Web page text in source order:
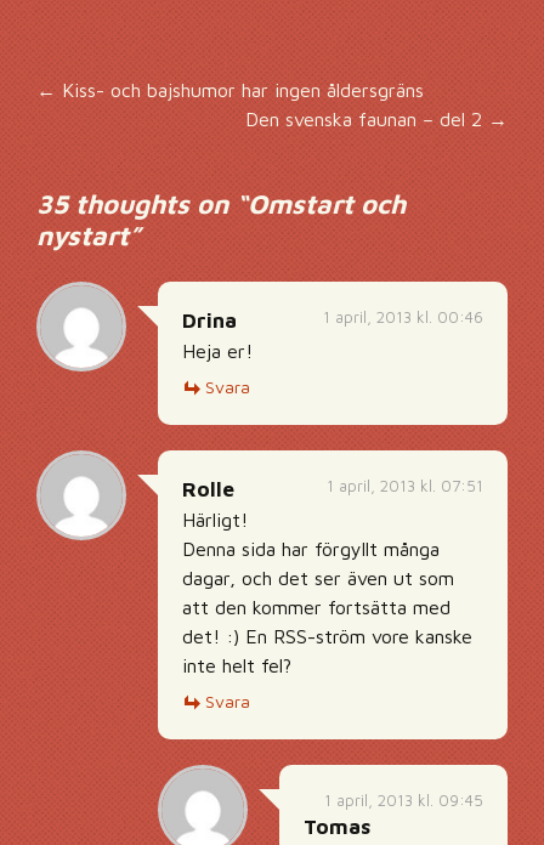
Inläggsnavigering
←Kiss- och bajshumor har ingen åldersgräns
Den svenska faunan – del 2 →
35 thoughts on “Omstart och
nystart”
1 april, 2013 kl. 00:46
Drina
Heja er!
Svara
1 april, 2013 kl. 07:51
Rolle
Härligt!
Denna sida har förgyllt många
dagar, och det ser även ut som
att den kommer fortsätta med
det! :) En RSS-ström vore kanske
inte helt fel?
Svara
1 april, 2013 kl. 09:45
Tomas